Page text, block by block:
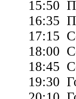
15:50
16:35
17:15
18:00
18:45
19:30